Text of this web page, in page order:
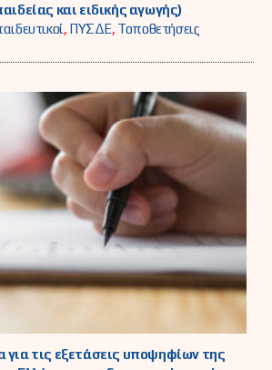
και ειδικής αγωγής)
, ΠΥΣΔΕ, Τοποθετήσεις
για τις εξετάσεις υποψηφίων της